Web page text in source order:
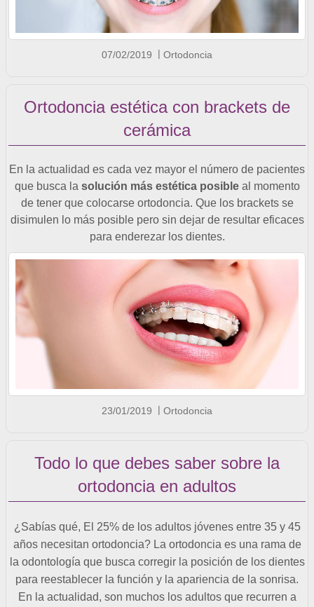
07/02/2019 Ortodoncia
Ortodoncia estética con brackets de
cerámica
En la actualidad es cada vez mayor el número de pacientes
que busca la solución más estética posibleal momento
de tener que colocarse ortodoncia. Que los brackets se
disimulen lo más posible pero sin dejar de resultar eficaces
para enderezar los dientes.
23/01/2019 Ortodoncia
Todo lo que debes saber sobre la
ortodoncia en adultos
¿Sabías qué, El 25% de los adultos jóvenes entre 35 y 45
años necesitan ortodoncia? La ortodoncia es una rama de
la odontología que busca corregir la posición de los dientes
para reestablecer la función y la apariencia de la sonrisa.
En la actualidad, son muchos los adultos que recurren a